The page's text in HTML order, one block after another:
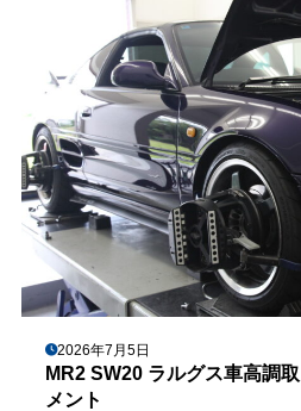
2026年7月5日
MR2 SW20 ラルグス車高調
メント